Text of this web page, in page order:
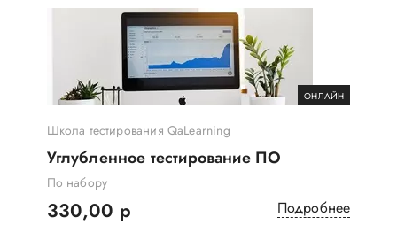
ОНЛАЙН
Школа тестирования QaLearning
Углубленное тестирование ПО
По набору
330,00 р Подробнее